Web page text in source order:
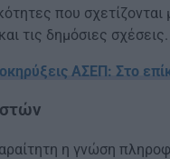
που
τις δημόσιες σχέσεις.
ΑΣΕΠ: Στο
η γνώση